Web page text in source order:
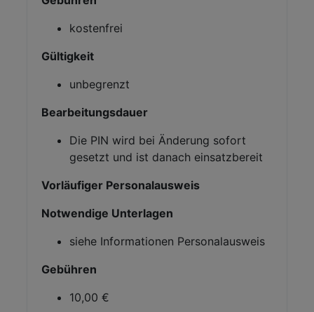
kostenfrei
Gültigkeit
unbegrenzt
Bearbeitungsdauer
Die PIN wird bei Änderung sofort
gesetzt und ist danach einsatzbereit
Vorläufiger Personalausweis
Notwendige Unterlagen
siehe Informationen Personalausweis
Gebühren
10,00 €